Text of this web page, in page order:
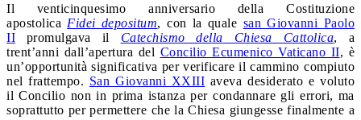
Il venticinquesimo anniversario della Costituzione
apostolica Fidei depositum, con la quale san Giovanni Paolo
II promulgava il Catechismo della Chiesa Cattolica, a
trent’anni dall’apertura del Concilio Ecumenico Vaticano II, è
un’opportunità significativa per verificare il cammino compiuto
nel frattempo. San Giovanni XXIII aveva desiderato e voluto
il Concilio non in prima istanza per condannare gli errori, ma
soprattutto per permettere che la Chiesa giungesse finalmente a